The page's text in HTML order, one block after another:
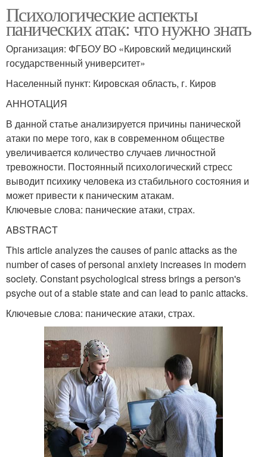
Психологические аспекты
панических атак: что нужно знать
Организация: ФГБОУ ВО «Кировский медицинский
государственный университет»
Населенный пункт: Кировская область, г. Киров
АННОТАЦИЯ
В данной статье анализируется причины панической
атаки по мере того, как в современном обществе
увеличивается количество случаев личностной
тревожности. Постоянный психологический стресс
выводит психику человека из стабильного состояния и
может привести к паническим атакам.
Ключевые слова: панические атаки, страх.
ABSTRACT
This article analyzes the causes of panic attacks as the
number of cases of personal anxiety increases in modern
society. Constant psychological stress brings a person's
psyche out of a stable state and can lead to panic attacks.
Ключевые слова: панические атаки, страх.